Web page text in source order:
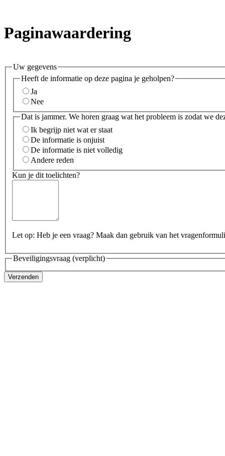
Paginawaardering
Uw gegevens
Heeft de informatie op deze pagina je geholpen?
Ja
Nee
Dat is jammer. We horen graag wat het probleem is zodat we
Ik begrijp niet wat er staat
De informatie is onjuist
De informatie is niet volledig
Andere reden
Kun je dit toelichten?
Let op: Heb je een vraag? Maak dan gebruik van het
Beveiligingsvraag (verplicht)
Verzenden